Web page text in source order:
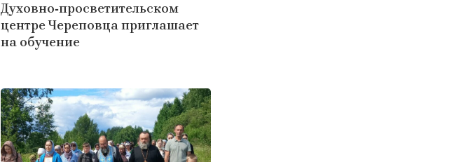
Духовно‑просветительском
центре Череповца приглашает
на обучение